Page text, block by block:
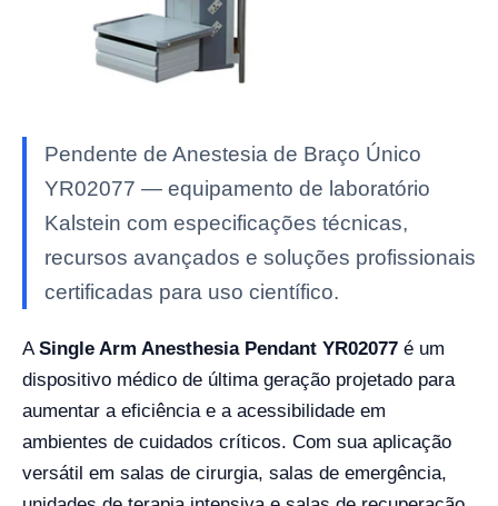
Pendente de Anestesia de Braço Único
YR02077 — equipamento de laboratório
Kalstein com especificações técnicas,
recursos avançados e soluções profissionais
certificadas para uso científico.
ASingle Arm Anesthesia Pendant YR02077 é um
dispositivo médico de última geração projetado para
aumentar a eficiência e a acessibilidade em
ambientes de cuidados críticos. Com sua aplicação
versátil em salas de cirurgia, salas de emergência,